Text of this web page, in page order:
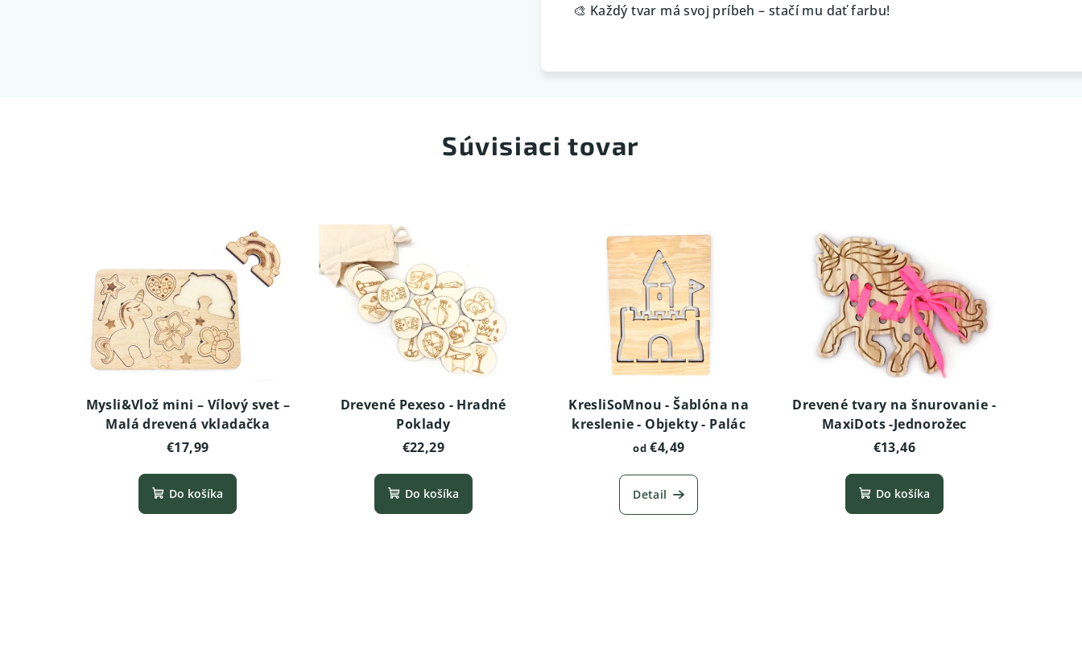
🎨 Každý tvar má svoj príbeh – stačí mu dať farbu!
Súvisiaci tovar
Mysli&Vlož mini – Vílový svet –
Malá drevená vkladačka
€17,99
Do košíka
Drevené Pexeso - Hradné
Poklady
€22,29
Do košíka
KresliSoMnou - Šablóna na
kreslenie - Objekty - Palác
od€4,49
Detail
Drevené tvary na šnurovanie -
MaxiDots -Jednorožec
€13,46
Do košíka